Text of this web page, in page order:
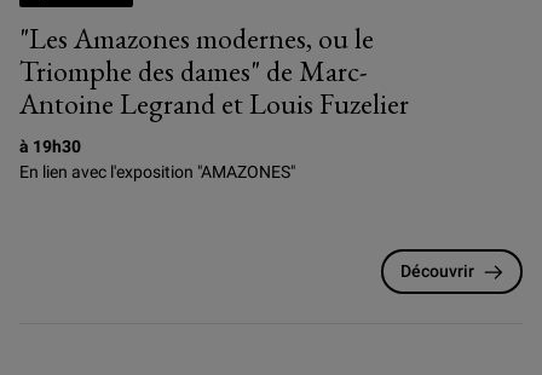
"Les Amazones modernes, ou le
Triomphe des dames" de Marc-
Antoine Legrand et Louis Fuzelier
à 19h30
En lien avec l'exposition "AMAZONES"
Découvrir